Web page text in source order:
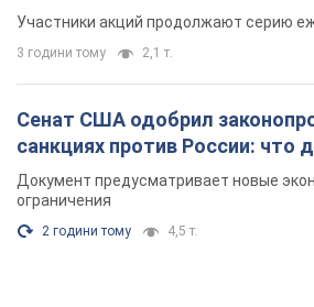
Участники акций продолжают серию
3 години тому 2,1 т.
Сенат США одобрил
санкциях против России: что
Документ предусматривает новые
ограничения
2 години тому 4,5 т.